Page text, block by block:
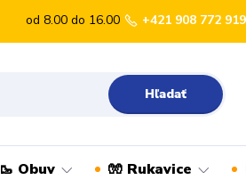
Hľadať
od 8.00 do 16.00 +421 908 772 919
🥾 Obuv 🧤 Rukavice